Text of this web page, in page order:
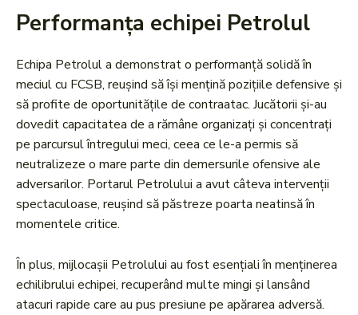
Performanța echipei Petrolul
Echipa Petrolul a demonstrat o performanță solidă în
meciul cu FCSB, reușind să își mențină pozițiile defensive și
să profite de oportunitățile de contraatac. Jucătorii și-au
dovedit capacitatea de a rămâne organizați și concentrați
pe parcursul întregului meci, ceea ce le-a permis să
neutralizeze o mare parte din demersurile ofensive ale
adversarilor. Portarul Petrolului a avut câteva intervenții
spectaculoase, reușind să păstreze poarta neatinsă în
momentele critice.
În plus, mijlocașii Petrolului au fost esențiali în menținerea
echilibrului echipei, recuperând multe mingi și lansând
atacuri rapide care au pus presiune pe apărarea adversă.